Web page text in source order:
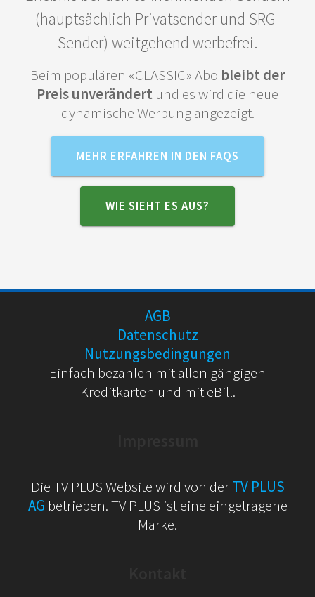
(hauptsächlich Privatsender und SRG-
Sender) weitgehend werbefrei.
Beim populären «CLASSIC» Abo bleibt der
Preis unverändert und es wird die neue
dynamische Werbung angezeigt.
MEHR ERFAHREN IN DEN FAQS
WIE SIEHT ES AUS?
AGB
Datenschutz
Nutzungsbedingungen
Einfach bezahlen mit allen gängigen
Kreditkarten und mit eBill.
Die TV PLUS Website wird von derTV PLUS
AG betrieben. TV PLUS ist eine eingetragene
Marke.